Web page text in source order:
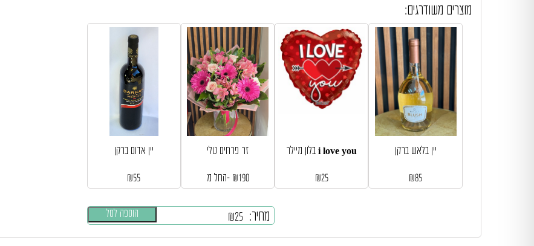
מחיר: ₪25 הוספה לסל
מוצרים משודרגים:
יין אדום ברקן
₪55
זר פרחים טלי
החל מ- ₪190
בלון מיילר i love you
₪25
יין בלאש ברקן
₪85